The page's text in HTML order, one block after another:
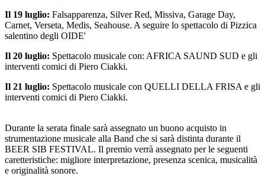
Il 19 luglio: Falsapparenza, Silver Red, Missiva, Garage Day,
Carnet, Verseta, Medis, Seahouse. A seguire lo spettacolo di Pizzica
salentino degli OIDE'
Il 20 luglio: Spettacolo musicale con: AFRICA SAUND SUD e gli
interventi comici di Piero Ciakki.
Il 21 luglio: Spettacolo musicale con QUELLI DELLA FRISA e gli
interventi comici di Piero Ciakki.
Durante la serata finale sarà assegnato un buono acquisto in
strumentazione musicale alla Band che si sarà distinta durante il
BEER SIB FESTIVAL. Il premio verrà assegnato per le seguenti
caretteristiche: migliore interpretazione, presenza scenica, musicalità
e originalità sonore.